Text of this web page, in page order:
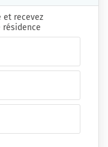
et recevez